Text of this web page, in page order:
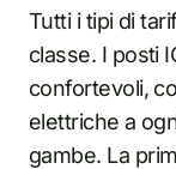
Tutti i tipi di
classe. I posti
confortevoli,
elettriche a
gambe. La